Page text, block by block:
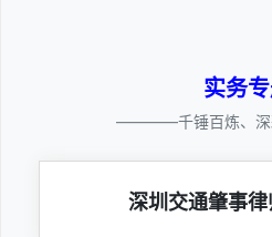
实务
————千锤百炼、
深圳交通肇事